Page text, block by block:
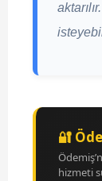
🔐
hizmeti